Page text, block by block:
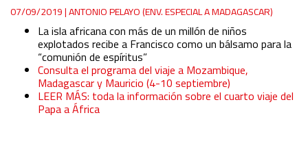
07/09/2019|ANTONIO PELAYO (ENV. ESPECIAL A MADAGASCAR)
La isla africana con más de un millón de niños
explotados recibe a Francisco como un bálsamo para la
“comunión de espíritus”
Consulta el programa del viaje a Mozambique,
Madagascar y Mauricio (4-10 septiembre)
LEER MÁS: toda la información sobre el cuarto viaje del
Papa a África